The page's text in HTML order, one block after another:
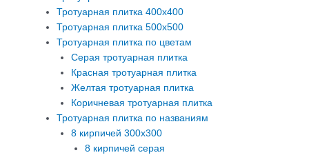
Тротуарная плитка 400х400
Тротуарная плитка 500х500
Тротуарная плитка по цветам
Серая тротуарная плитка
Красная тротуарная плитка
Желтая тротуарная плитка
Коричневая тротуарная плитка
Тротуарная плитка по названиям
8 кирпичей 300х300
8 кирпичей серая